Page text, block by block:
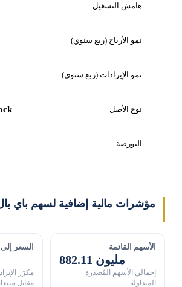
هامش التشغيل
نمو الأرباح (ربع سنوي)
نمو الإيرادات (ربع سنوي)
نوع الأصل
البورصة
مؤشرات مالية إضافية لسهم باي
الأسهم القائمة
882.11 مليون
إجمالي الأسهم المُصدَرة
المتداولة
السعر إلى
مقابل